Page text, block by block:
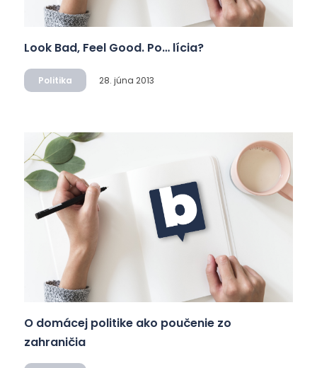
Look Bad, Feel Good. Po… lícia?
Politika 28. júna 2013
O domácej politike ako poučenie zo
zahraničia